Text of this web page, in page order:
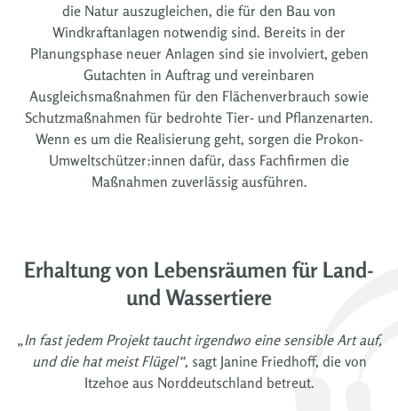
die Natur auszugleichen, die für den Bau von
Windkraftanlagen notwendig sind. Bereits in der
Planungsphase neuer Anlagen sind sie involviert, geben
Gutachten in Auftrag und vereinbaren
Ausgleichsmaßnahmen für den Flächenverbrauch sowie
Schutzmaßnahmen für bedrohte Tier- und Pflanzenarten.
Wenn es um die Realisierung geht, sorgen die Prokon-
Umweltschützer:innen dafür, dass Fachfirmen die
Maßnahmen zuverlässig ausführen.
Erhaltung von Lebensräumen für Land-
und Wassertiere
„In fast jedem Projekt taucht irgendwo eine sensible Art auf,
und die hat meist Flügel“, sagt Janine Friedhoff, die von
Itzehoe aus Norddeutschland betreut.